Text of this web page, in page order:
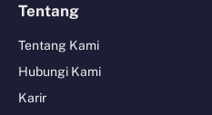
Tentang
Tentang Kami
Hubungi Kami
Karir